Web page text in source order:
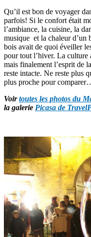
Qu’il est bon de voyager
parfois! Si le confort était
l’ambiance, la cuisine, la
musique et la chaleur d’un
bois avait de quoi éveiller
pour tout l’hiver. La culture
mais finalement l’esprit de
reste intacte. Ne reste plus
plus proche pour
Voirtoutes les photos du
la galerie Picasa de